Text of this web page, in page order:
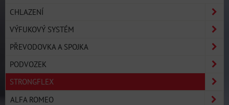
CHLAZENÍ
VÝFUKOVÝ SYSTÉM
PŘEVODOVKA A SPOJKA
PODVOZEK
STRONGFLEX
ALFA ROMEO